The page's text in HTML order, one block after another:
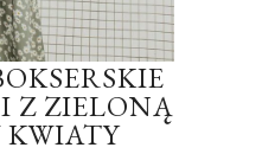
Z ZIELONĄ
KWIATY